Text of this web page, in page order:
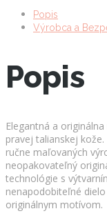
Popis
Výrobca a
Popis
Elegantná a
pravej talianskej
ručne maľovaných
neopakovateľný
technológie s
nenapodobiteľné
originálnym motívom.